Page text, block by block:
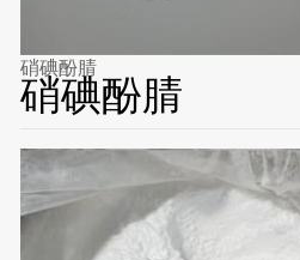
硝碘酚腈
硝碘酚腈